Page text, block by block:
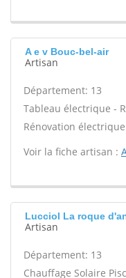
A e v Bouc-bel-air
Artisan
Département: 13
Tableau électrique -
Rénovation
Voir la fiche artisan :
Lucciol La roque
Artisan
Département: 13
Chauffage Solaire